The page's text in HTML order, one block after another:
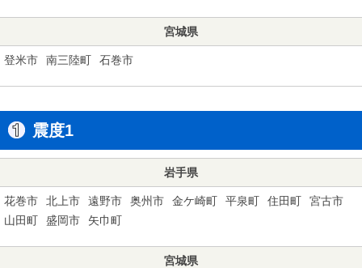
宮城県
登米市 南三陸町 石巻市
震度1
岩手県
花巻市 北上市 遠野市 奥州市 金ケ崎町 平泉町 住田町
宮古市
山田町
盛岡市 矢巾町
宮城県